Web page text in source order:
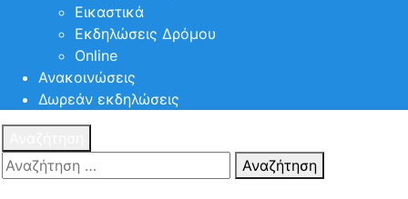
Εικαστικά
Εκδηλώσεις Δρόμου
Online
Ανακοινώσεις
Δωρεάν εκδηλώσεις
Αναζήτηση